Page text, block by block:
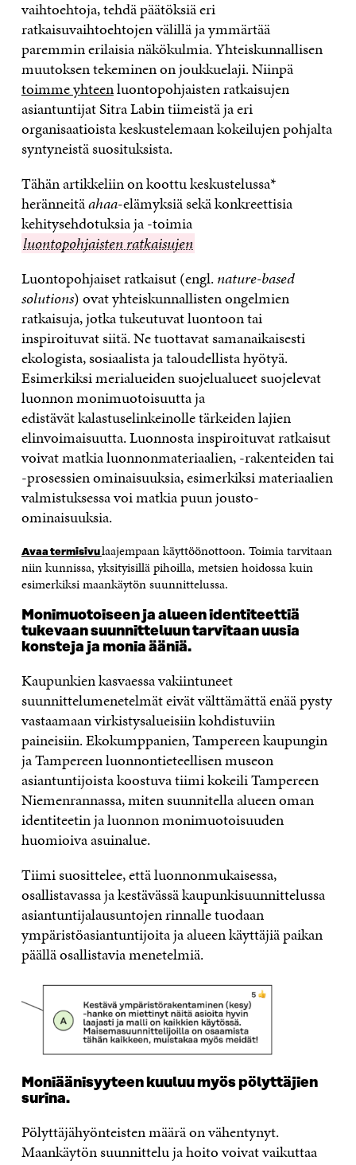
vaihtoehtoja, tehdä päätöksiä eri
ratkaisuvaihtoehtojen välillä ja ymmärtää
paremmin erilaisia näkökulmia. Yhteiskunnallisen
muutoksen tekeminen on joukkuelaji. Niinpä
toimme yhteenluontopohjaisten ratkaisujen
asiantuntijat Sitra Labin tiimeistä ja eri
organisaatioista keskustelemaan kokeilujen pohjalta
syntyneistä suosituksista.
Tähän artikkeliin on koottu keskustelussa*
heränneitäahaa-elämyksiä sekä konkreettisia
kehitysehdotuksia ja -toimialuontopohjaisten
ratkaisujen
luontopohjaisten ratkaisujen
Luontopohjaiset ratkaisut (engl. nature-based
solutions) ovat yhteiskunnallisten ongelmien
ratkaisuja, jotka tukeutuvat luontoon tai
inspiroituvat siitä. Ne tuottavat samanaikaisesti
ekologista, sosiaalista ja taloudellista hyötyä.
Esimerkiksi merialueiden suojelualueet suojelevat
luonnon monimuotoisuutta ja
edistävät kalastuselinkeinolle tärkeiden lajien
elinvoimaisuutta. Luonnosta inspiroituvat ratkaisut
voivat matkia luonnonmateriaalien, -rakenteiden tai
-prosessien ominaisuuksia, esimerkiksi materiaalien
valmistuksessa voi matkia puun jousto-
ominaisuuksia.
Avaa termisivuLuontopohjaiset
ratkaisut
laajempaan käyttöönottoon. Toimia tarvitaan
niin kunnissa, yksityisillä pihoilla, metsien hoidossa kuin
esimerkiksi maankäytön suunnittelussa.
Monimuotoiseen ja alueen identiteettiä
tukevaan suunnitteluun tarvitaan uusia
konsteja ja monia ääniä.
Kaupunkien kasvaessa vakiintuneet
suunnittelumenetelmät eivät välttämättä enää pysty
vastaamaan virkistysalueisiin kohdistuviin
paineisiin. Ekokumppanien, Tampereen kaupungin
ja Tampereen luonnontieteellisen museon
asiantuntijoista koostuva tiimi kokeili Tampereen
Niemenrannassa, miten suunnitella alueen oman
identiteetin ja luonnon monimuotoisuuden
huomioiva asuinalue.
Tiimi suosittelee, että luonnonmukaisessa,
osallistavassa ja kestävässä kaupunkisuunnittelussa
asiantuntijalausuntojen rinnalle tuodaan
ympäristöasiantuntijoita ja alueen käyttäjiä paikan
päällä osallistavia menetelmiä.
Moniäänisyyteen kuuluu myös pölyttäjien
surina.
Pölyttäjähyönteisten määrä on vähentynyt.
Maankäytön suunnittelu ja hoito voivat vaikuttaa